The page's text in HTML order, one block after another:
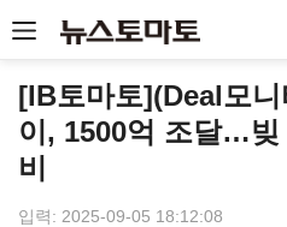
[IB토마토](Deal모
이, 1500억 조달…
비
입력: 2025-09-05 18:12:08